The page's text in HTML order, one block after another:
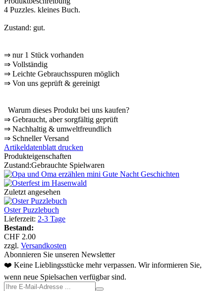
4 Puzzles. kleines Buch.
Zustand: gut.
⇒ nur 1 Stück vorhanden
⇒ Vollständig
⇒ ️ Leichte Gebrauchsspuren möglich
⇒ Von uns geprüft & gereinigt
Warum dieses Produkt bei uns kaufen?
⇒ ️ Gebraucht, aber sorgfältig geprüft
⇒ ️ Nachhaltig & umweltfreundlich
⇒ ️ Schneller Versand
Artikeldatenblatt drucken
Produkteigenschaften
Zustand:Gebrauchte Spielwaren
Zuletzt angesehen
Oster Puzzlebuch
Lieferzeit: 2-3 Tage
Bestand:
CHF 2.00
zzgl. Versandkosten
Abonnieren Sie unseren Newsletter
❤️ Keine Lieblingsstücke mehr verpassen. Wir informieren Sie,
wenn neue Spielsachen verfügbar sind.